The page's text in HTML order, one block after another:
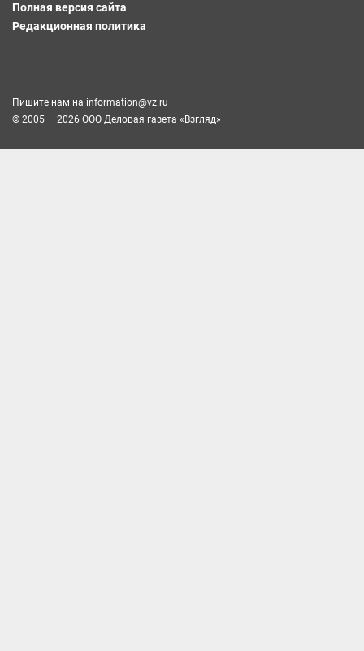
Полная версия сайта
Редакционная политика
Пишите нам на information@vz.ru
© 2005 — 2026 ООО Деловая газета «Взгляд»